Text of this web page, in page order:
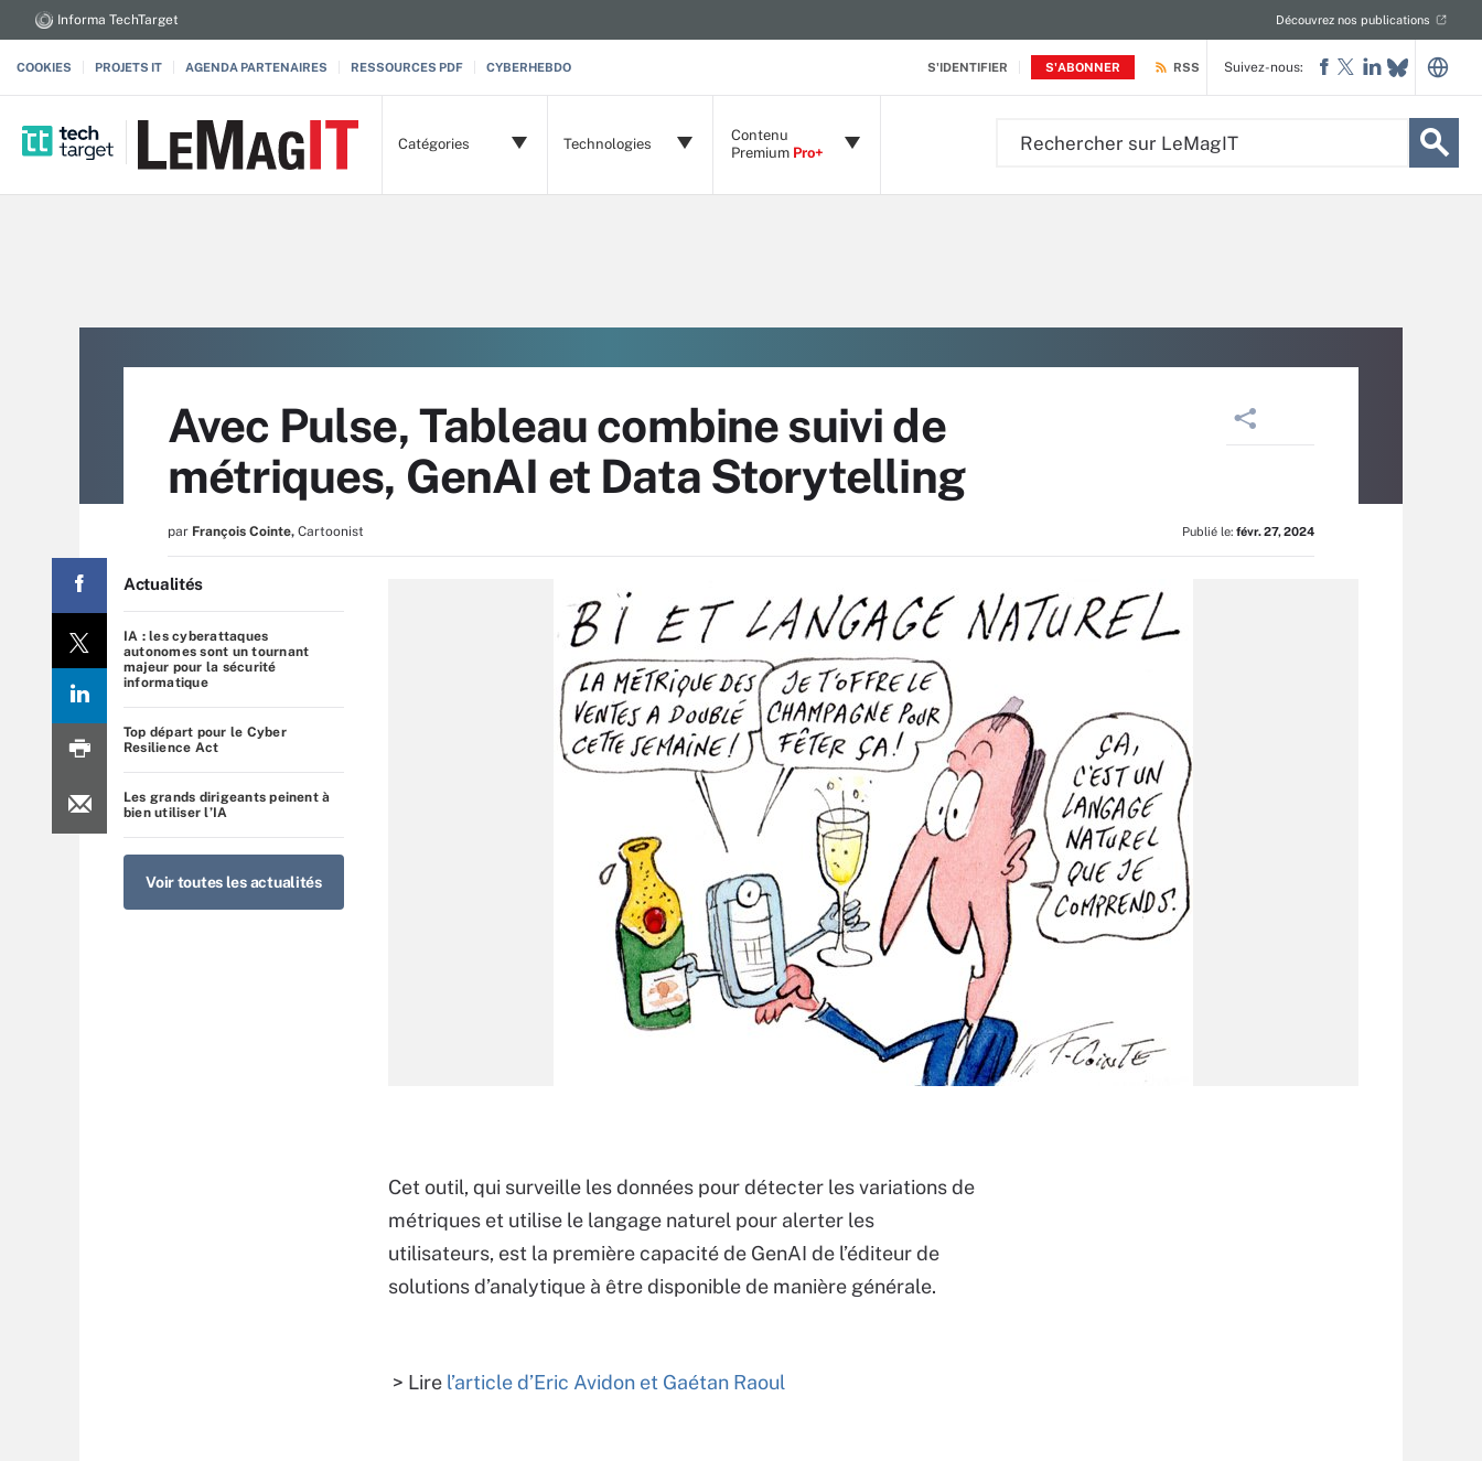
S'IDENTIFIER S'ABONNER
Informa TechTarget Découvrez nos publications
COOKIES PROJETS IT AGENDA PARTENAIRES RESSOURCES PDF CYBERHEBDO RSS
Catégories Technologies
Contenu
Premium Pro+
Suivez-nous:
Avec Pulse, Tableau combine suivi de
métriques, GenAI et Data Storytelling
par François Cointe, Cartoonist Publié le: févr. 27, 2024
Actualités
IA : les cyberattaques
autonomes sont un tournant
majeur pour la sécurité
informatique
Top départ pour le Cyber
Resilience Act
Les grands dirigeants peinent à
bien utiliser l’IA
Voir toutes les actualités
Cet outil, qui surveille les données pour détecter les variations de
métriques et utilise le langage naturel pour alerter les
utilisateurs, est la première capacité de GenAI de l’éditeur de
solutions d’analytique à être disponible de manière générale.
> Lire l’article d’Eric Avidon et Gaétan Raoul